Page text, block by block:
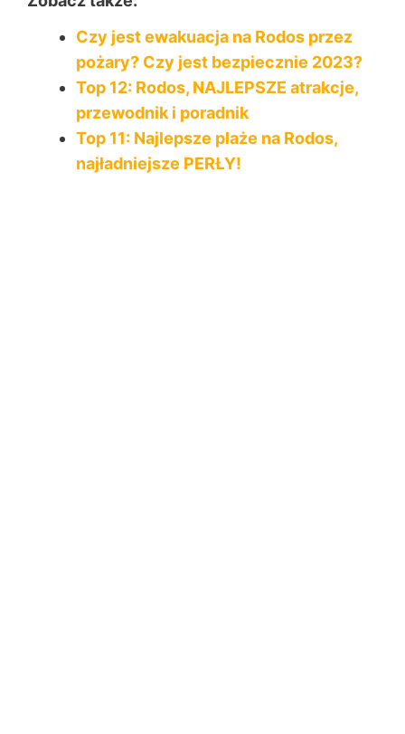
Czy jest ewakuacja na Rodos przez
pożary? Czy jest bezpiecznie 2023?
Top 12: Rodos, NAJLEPSZE atrakcje,
przewodnik i poradnik
Top 11: Najlepsze plaże na Rodos,
najładniejsze PERŁY!